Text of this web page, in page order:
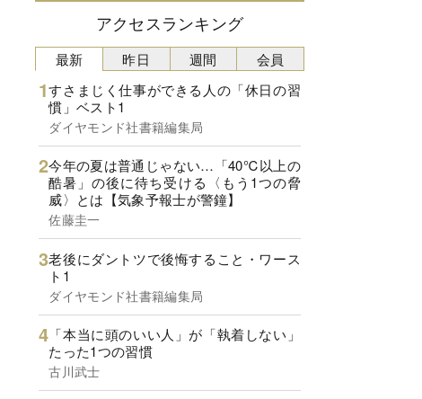
アクセスランキング
最新
すさまじく仕事ができる人の「休日の習
慣」ベスト1
ダイヤモンド社書籍編集局
今年の夏は普通じゃない…「40℃以上の
酷暑」の後に待ち受ける〈もう1つの脅
威〉とは【気象予報士が警鐘】
佐藤圭一
老後にダントツで後悔すること・ワース
ト1
ダイヤモンド社書籍編集局
「本当に頭のいい人」が「執着しない」
たった1つの習慣
古川武士
昨日 週間 会員